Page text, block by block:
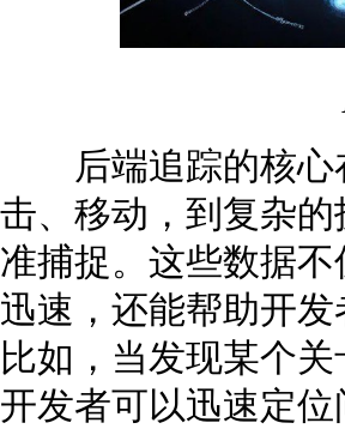
后端追踪的核心
击、移动，到复杂
准捕捉。这些数据
迅速，还能帮助开
比如，当发现某个
开发者可以迅速定